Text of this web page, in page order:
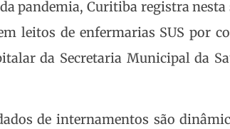
pandemia, Curitiba registra nesta
leitos de enfermarias SUS por
da Secretaria Municipal da
de internamentos são